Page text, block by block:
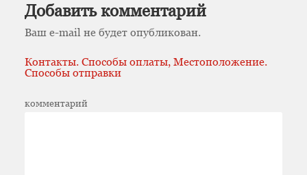
Добавить комментарий
Ваш e-mail не будет опубликован.
Контакты. Способы оплаты, Местоположение.
Способы отправки
комментарий